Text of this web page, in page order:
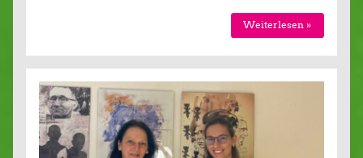
Weiterlesen »